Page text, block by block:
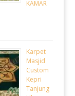
KAMAR
Karpet
Masjid
Custom
Kepri
Tanjung